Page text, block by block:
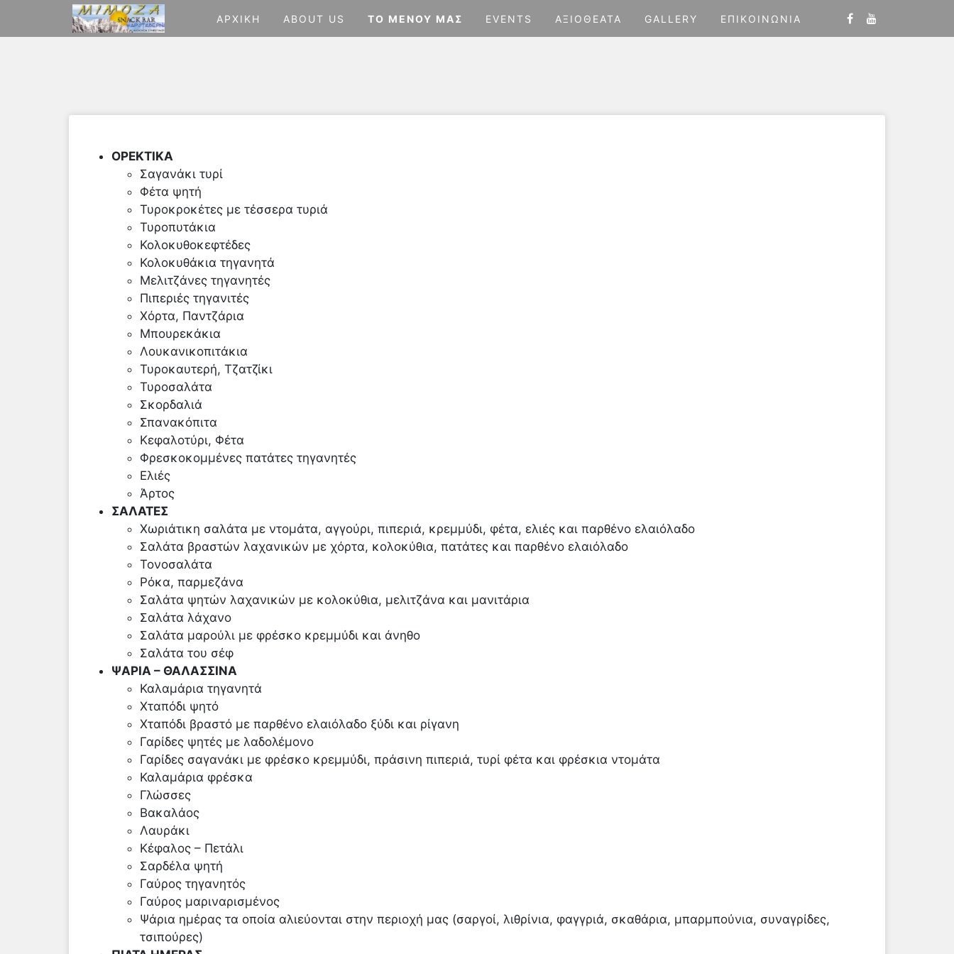
ΑΡΧΙΚΉ ABOUT US ΤΟ ΜΕΝΟΎ ΜΑΣ EVENTS ΑΞΙΟΘΈΑΤΑ GALLERY ΕΠΙΚΟΙΝΩΝΊΑ
ΟΡΕΚΤΙΚΑ
Σαγανάκι τυρί
Φέτα ψητή
Τυροκροκέτες με τέσσερα τυριά
Τυροπυτάκια
Κολοκυθοκεφτέδες
Κολοκυθάκια τηγανητά
Μελιτζάνες τηγανητές
Πιπεριές τηγανιτές
Χόρτα, Παντζάρια
Μπουρεκάκια
Λουκανικοπιτάκια
Τυροκαυτερή, Τζατζίκι
Τυροσαλάτα
Σκορδαλιά
Σπανακόπιτα
Κεφαλοτύρι, Φέτα
Φρεσκοκομμένες πατάτες τηγανητές
Ελιές
Άρτος
ΣΑΛΑΤΕΣ
Χωριάτικη σαλάτα με ντομάτα, αγγούρι, πιπεριά, κρεμμύδι, φέτα, ελιές και παρθένο ελαιόλαδο
Σαλάτα βραστών λαχανικών με χόρτα, κολοκύθια, πατάτες και παρθένο ελαιόλαδο
Τονοσαλάτα
Ρόκα, παρμεζάνα
Σαλάτα ψητών λαχανικών με κολοκύθια, μελιτζάνα και μανιτάρια
Σαλάτα λάχανο
Σαλάτα μαρούλι με φρέσκο κρεμμύδι και άνηθο
Σαλάτα του σέφ
ΨΑΡΙΑ – ΘΑΛΑΣΣΙΝΑ
Καλαμάρια τηγανητά
Χταπόδι ψητό
Χταπόδι βραστό με παρθένο ελαιόλαδο ξύδι και ρίγανη
Γαρίδες ψητές με λαδολέμονο
Γαρίδες σαγανάκι με φρέσκο κρεμμύδι, πράσινη πιπεριά, τυρί φέτα και φρέσκια ντομάτα
Καλαμάρια φρέσκα
Γλώσσες
Βακαλάος
Λαυράκι
Κέφαλος – Πετάλι
Σαρδέλα ψητή
Γαύρος τηγανητός
Γαύρος μαριναρισμένος
Ψάρια ημέρας τα οποία αλιεύονται στην περιοχή μας (σαργοί, λιθρίνια, φαγγριά, σκαθάρια, μπαρμπούνια, συναγρίδες,
τσιπούρες)